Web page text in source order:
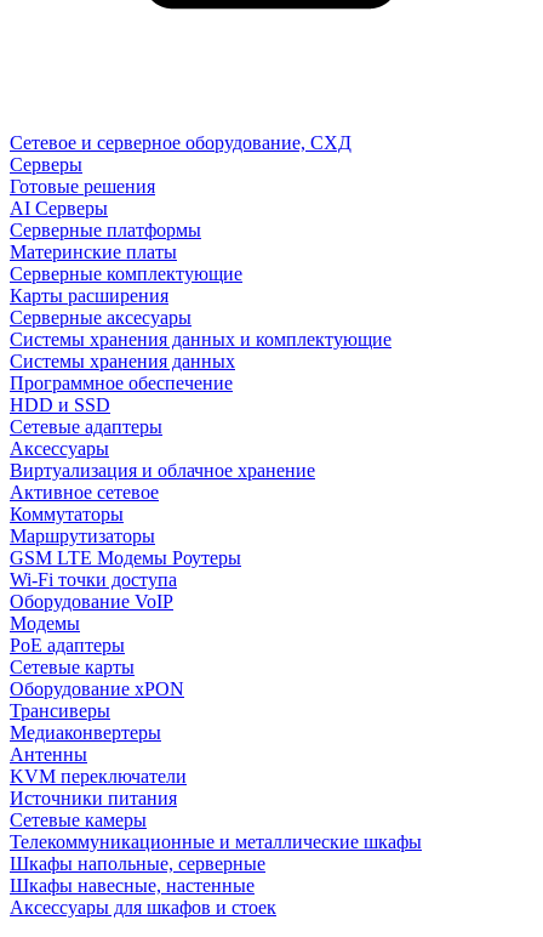
Сетевое и серверное оборудование, СХД
Cерверы
Готовые решения
AI Серверы
Серверные платформы
Материнские платы
Серверные комплектующие
Карты расширения
Серверные аксесуары
Системы хранения данных и комплектующие
Системы хранения данных
Программное обеспечение
HDD и SSD
Сетевые адаптеры
Аксессуары
Виртуализация и облачное хранение
Активное сетевое
Коммутаторы
Маршрутизаторы
GSM LTE Модемы Роутеры
Wi-Fi точки доступа
Оборудование VoIP
Модемы
PoE адаптеры
Сетевые карты
Оборудование xPON
Трансиверы
Медиаконвертеры
Антенны
KVM переключатели
Источники питания
Сетевые камеры
Телекоммуникационные и металлические шкафы
Шкафы напольные, серверные
Шкафы навесные, настенные
Аксессуары для шкафов и стоек